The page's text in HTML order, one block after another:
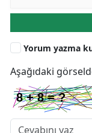
Yorum yazma
Aşağıdaki